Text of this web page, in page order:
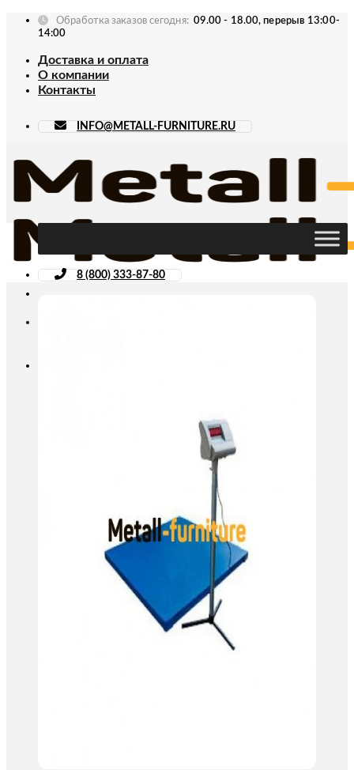
Skip
Обработка заказов сегодня: 09.00 - 18.00, перерыв 13:00-
14:00
Доставка и оплата
О компании
Контакты
INFO@METALL-FURNITURE.RU
8 (800) 333-87-80